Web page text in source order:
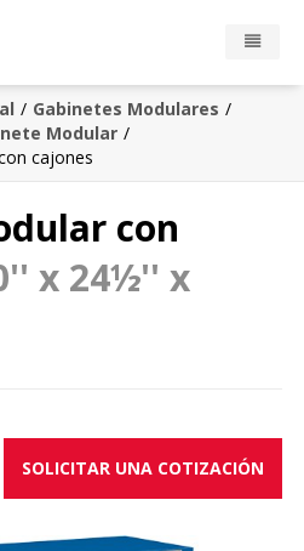
Gabinetes Modulares
Modular
cajones
con
x 24½'' x
SOLICITAR UNA COTIZACIÓN